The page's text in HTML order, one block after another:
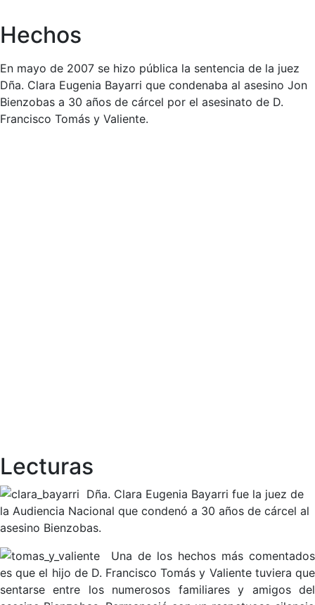
Hechos
En mayo de 2007 se hizo pública la sentencia de la juez
Dña. Clara Eugenia Bayarri que condenaba al asesino Jon
Bienzobas a 30 años de cárcel por el asesinato de D.
Francisco Tomás y Valiente.
Lecturas
Dña. Clara Eugenia Bayarri fue la juez de
la Audiencia Nacional que condenó a 30 años de cárcel al
asesino Bienzobas.
Una de los hechos más comentados
es que el hijo de D. Francisco Tomás y Valiente tuviera que
sentarse entre los numerosos familiares y amigos del